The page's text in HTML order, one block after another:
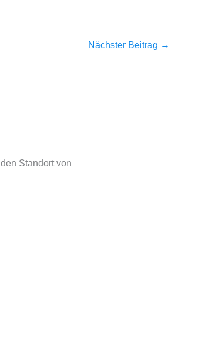
Nächster Beitrag →